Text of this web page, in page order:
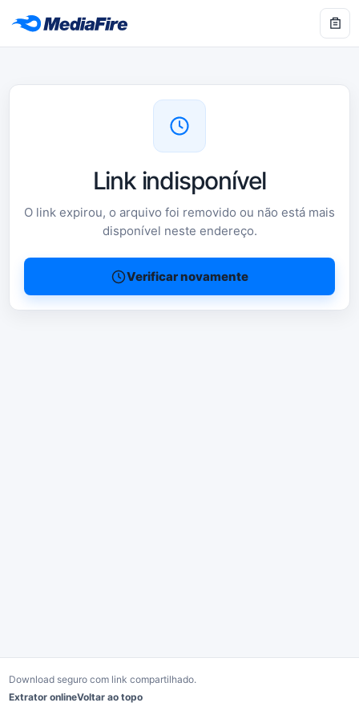
Link indisponível
O link expirou, o arquivo foi removido ou não está mais
disponível neste endereço.
Verificar novamente
Download seguro com link compartilhado.
Extrator onlineVoltar ao topo